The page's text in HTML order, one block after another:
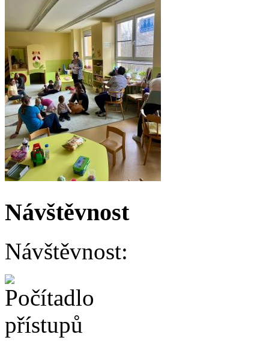
Návštěvnost
Návštěvnost: